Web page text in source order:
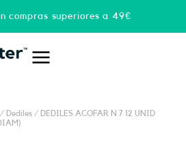
compras superiores a 49€
/ Dediles / DEDILES ACOFAR N 7 12 UNID